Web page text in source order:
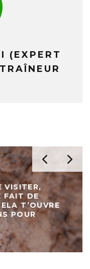
(EXPERT
VISITER,
FAIT DE
T’OUVRE
POUR